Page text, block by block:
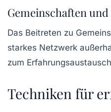
Gemeinschaften
Das Beitreten zu
starkes Netzwerk
zum
Techniken für